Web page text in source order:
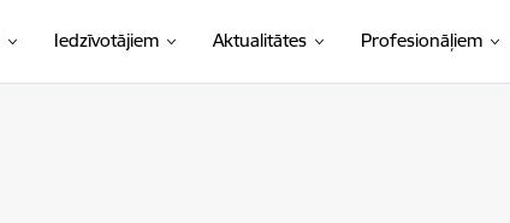
Iedzīvotājiem Aktualitātes Profesionāļiem